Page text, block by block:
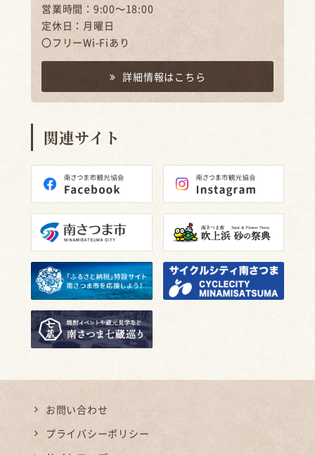
営業時間：9:00～18:00
定休日：月曜日
〇フリーWi-Fiあり
詳細情報はこちら
関連サイト
お問い合わせ
プライバシーポリシー